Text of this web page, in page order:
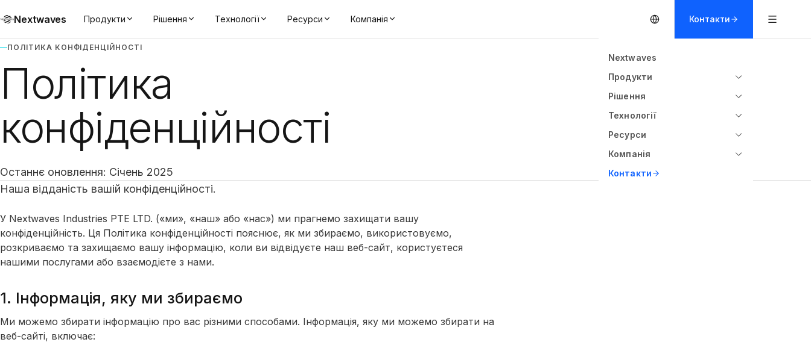
Nextwaves Продукти Рішення Технології Ресурси Компанія Контакти
Nextwaves
Продукти
Рішення
Технології
Ресурси
Компанія
Контакти
ПОЛІТИКА КОНФІДЕНЦІЙНОСТІ
Політика
конфіденційності
Останнє оновлення: Січень 2025
Наша відданість вашій конфіденційності.
У Nextwaves Industries PTE LTD. («ми», «наш» або «нас») ми прагнемо захищати вашу
конфіденційність. Ця Політика конфіденційності пояснює, як ми збираємо, використовуємо,
розкриваємо та захищаємо вашу інформацію, коли ви відвідуєте наш веб-сайт, користуєтеся
нашими послугами або взаємодієте з нами.
1. Інформація, яку ми збираємо
Ми можемо збирати інформацію про вас різними способами. Інформація, яку ми можемо збирати на
веб-сайті, включає: